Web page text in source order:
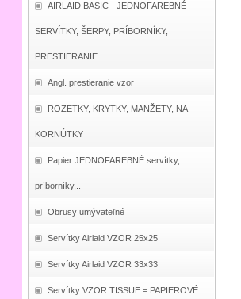
AIRLAID BASIC - JEDNOFAREBNÉ
SERVÍTKY, ŠERPY, PRÍBORNÍKY,
PRESTIERANIE
Angl. prestieranie vzor
ROZETKY, KRYTKY, MANŽETY, NA
KORNÚTKY
Papier JEDNOFAREBNÉ servítky,
príborníky,..
Obrusy umývateľné
Servítky Airlaid VZOR 25x25
Servítky Airlaid VZOR 33x33
Servítky VZOR TISSUE = PAPIEROVÉ